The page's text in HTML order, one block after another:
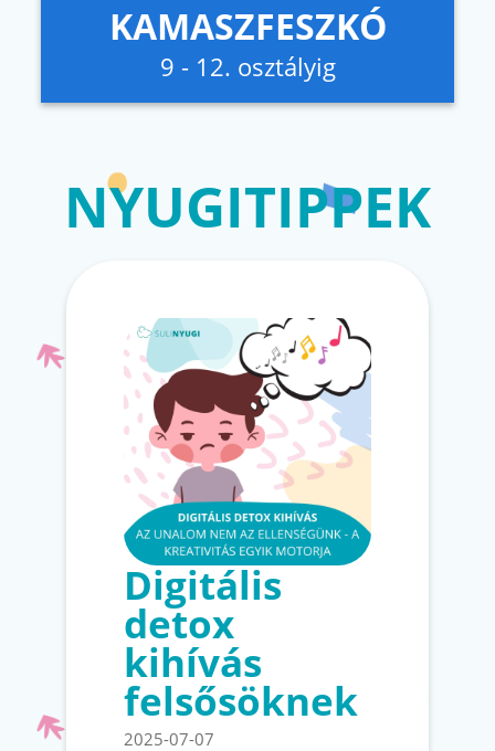
KAMASZFESZKÓ
9 - 12. osztályig
NYUGITIPPEK
Digitális
detox
kihívás
felsősöknek
2025-07-07